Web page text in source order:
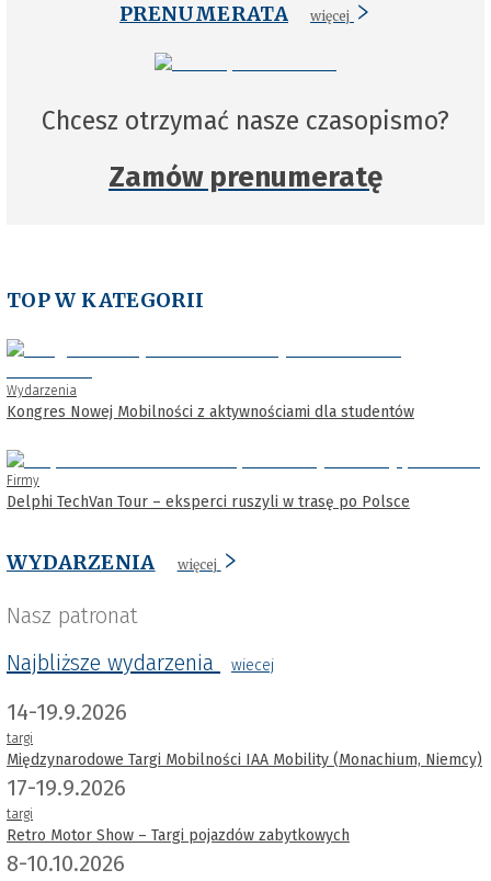
PRENUMERATA więcej
Chcesz otrzymać nasze czasopismo?
Zamów prenumeratę
TOP W KATEGORII
Wydarzenia
Kongres Nowej Mobilności z aktywnościami dla studentów
Firmy
Delphi TechVan Tour – eksperci ruszyli w trasę po Polsce
WYDARZENIA więcej
Nasz patronat
Najbliższe wydarzenia
wiecej
14-19.9.2026
targi
Międzynarodowe Targi Mobilności IAA Mobility (Monachium, Niemcy)
17-19.9.2026
targi
Retro Motor Show – Targi pojazdów zabytkowych
8-10.10.2026